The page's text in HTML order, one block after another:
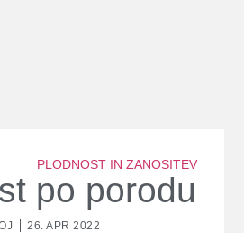
PLODNOST IN ZANOSITEV
po porodu
26. APR 2022